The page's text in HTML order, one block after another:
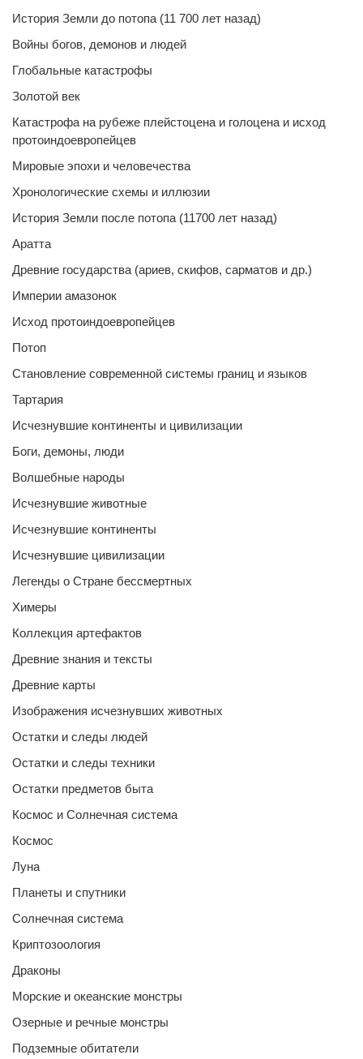
История Земли до потопа (11 700 лет назад)
Войны богов, демонов и людей
Глобальные катастрофы
Золотой век
Катастрофа на рубеже плейстоцена и голоцена и исход
протоиндоевропейцев
Мировые эпохи и человечества
Хронологические схемы и иллюзии
История Земли после потопа (11700 лет назад)
Аратта
Древние государства (ариев, скифов, сарматов и др.)
Империи амазонок
Исход протоиндоевропейцев
Потоп
Становление современной системы границ и языков
Тартария
Исчезнувшие континенты и цивилизации
Боги, демоны, люди
Волшебные народы
Исчезнувшие животные
Исчезнувшие континенты
Исчезнувшие цивилизации
Легенды о Стране бессмертных
Химеры
Коллекция артефактов
Древние знания и тексты
Древние карты
Изображения исчезнувших животных
Остатки и следы людей
Остатки и следы техники
Остатки предметов быта
Космос и Солнечная система
Космос
Луна
Планеты и спутники
Солнечная система
Криптозоология
Драконы
Морские и океанские монстры
Озерные и речные монстры
Подземные обитатели